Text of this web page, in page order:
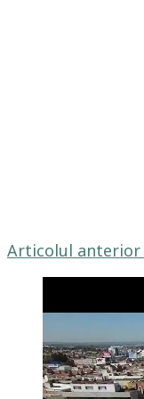
Articolul anterior